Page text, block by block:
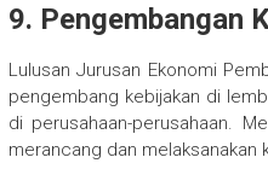
9. Pengembangan
Lulusan Jurusan Ekonomi
pengembang kebijakan di
di perusahaan-perusahaan.
merancang dan melaksanakan